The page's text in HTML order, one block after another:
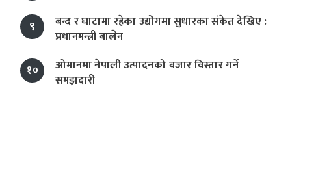
९
बन्द र घाटामा रहेका उद्योगमा सुधारका संकेत देखिए :
प्रधानमन्त्री बालेन
१०
ओमानमा नेपाली उत्पादनको बजार विस्तार गर्ने
समझदारी